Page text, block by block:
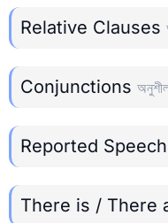
Relative Clauses
Conjunctions
Reported Speech
There is / There